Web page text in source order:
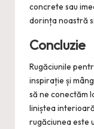
concrete sau
dorința noastră
Concluzie
Rugăciunile
inspirație și
să ne conectăm
liniștea
rugăciunea este